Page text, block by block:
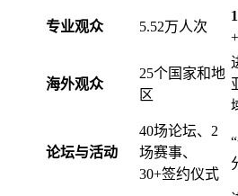
专业观众 5.52万人次
海外观众
25个国家和地
区
论坛与活动
40场论坛、2
场赛事、
30+签约仪式